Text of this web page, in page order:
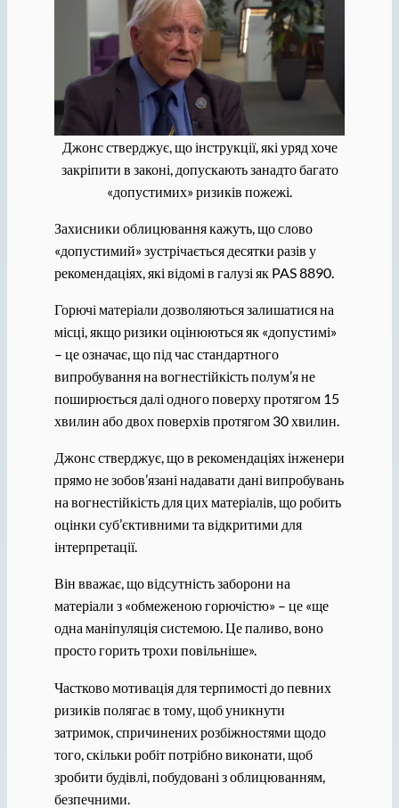
Джонс стверджує, що інструкції, які уряд хоче
закріпити в законі, допускають занадто багато
«допустимих» ризиків пожежі.
Захисники облицювання кажуть, що слово
«допустимий» зустрічається десятки разів у
рекомендаціях, які відомі в галузі як PAS 8890.
Горючі матеріали дозволяються залишатися на
місці, якщо ризики оцінюються як «допустимі»
– це означає, що під час стандартного
випробування на вогнестійкість полум’я не
поширюється далі одного поверху протягом 15
хвилин або двох поверхів протягом 30 хвилин.
Джонс стверджує, що в рекомендаціях інженери
прямо не зобов’язані надавати дані випробувань
на вогнестійкість для цих матеріалів, що робить
оцінки суб’єктивними та відкритими для
інтерпретації.
Він вважає, що відсутність заборони на
матеріали з «обмеженою горючістю» – це «ще
одна маніпуляція системою. Це паливо, воно
просто горить трохи повільніше».
Частково мотивація для терпимості до певних
ризиків полягає в тому, щоб уникнути
затримок, спричинених розбіжностями щодо
того, скільки робіт потрібно виконати, щоб
зробити будівлі, побудовані з облицюванням,
безпечними.